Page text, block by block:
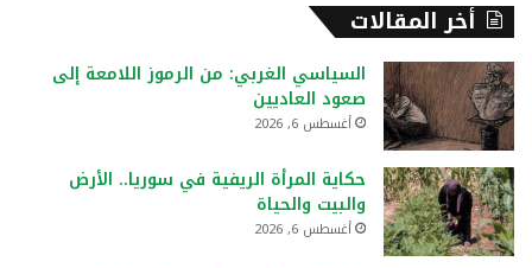
أخر المقالات
السياسي الغربي: من الرموز اللامعة إلى
صعود العاديين
أغسطس 6, 2026
حكاية المرأة الريفية في سوريا.. الأرض
والبيت والحياة
أغسطس 6, 2026